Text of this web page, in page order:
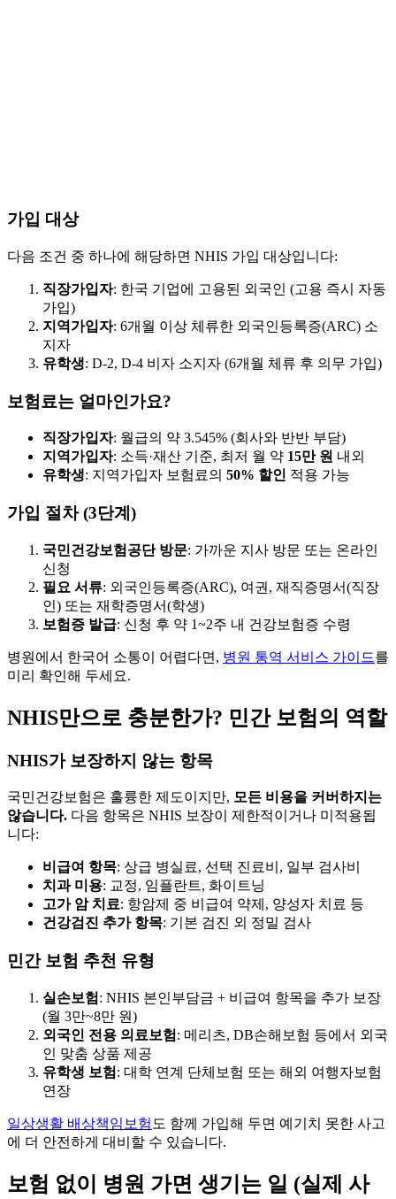
가입 대상
다음 조건 중 하나에 해당하면 NHIS 가입 대상입니다:
직장가입자: 한국 기업에 고용된 외국인 (고용 즉시 자동
가입)
지역가입자: 6개월 이상 체류한 외국인등록증(ARC) 소
지자
유학생: D-2, D-4 비자 소지자 (6개월 체류 후 의무 가입)
보험료는 얼마인가요?
직장가입자: 월급의 약 3.545% (회사와 반반 부담)
지역가입자: 소득·재산 기준, 최저 월 약 15만 원 내외
유학생: 지역가입자 보험료의 50% 할인 적용 가능
가입 절차 (3단계)
국민건강보험공단 방문: 가까운 지사 방문 또는 온라인
신청
필요 서류: 외국인등록증(ARC), 여권, 재직증명서(직장
인) 또는 재학증명서(학생)
보험증 발급: 신청 후 약 1~2주 내 건강보험증 수령
병원에서 한국어 소통이 어렵다면, 병원 통역 서비스 가이드를
미리 확인해 두세요.
NHIS만으로 충분한가? 민간 보험의 역할
NHIS가 보장하지 않는 항목
국민건강보험은 훌륭한 제도이지만, 모든 비용을 커버하지는
않습니다. 다음 항목은 NHIS 보장이 제한적이거나 미적용됩
니다:
비급여 항목: 상급 병실료, 선택 진료비, 일부 검사비
치과 미용: 교정, 임플란트, 화이트닝
고가 암 치료: 항암제 중 비급여 약제, 양성자 치료 등
건강검진 추가 항목: 기본 검진 외 정밀 검사
민간 보험 추천 유형
실손보험 : NHIS 본인부담금 + 비급여 항목을 추가 보장
(월 3만~8만 원)
외국인 전용 의료보험 : 메리츠, DB손해보험 등에서 외국
인 맞춤 상품 제공
유학생 보험 : 대학 연계 단체보험 또는 해외 여행자보험
연장
일상생활 배상책임보험 도 함께 가입해 두면 예기치 못한 사고
에 더 안전하게 대비할 수 있습니다.
보험 없이 병원 가면 생기는 일 (실제 사